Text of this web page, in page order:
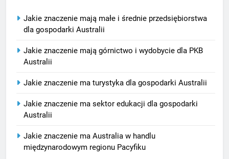
Jakie znaczenie mają małe i średnie przedsiębiorstwa
dla gospodarki Australii
Jakie znaczenie mają górnictwo i wydobycie dla PKB
Australii
Jakie znaczenie ma turystyka dla gospodarki Australii
Jakie znaczenie ma sektor edukacji dla gospodarki
Australii
Jakie znaczenie ma Australia w handlu
międzynarodowym regionu Pacyfiku